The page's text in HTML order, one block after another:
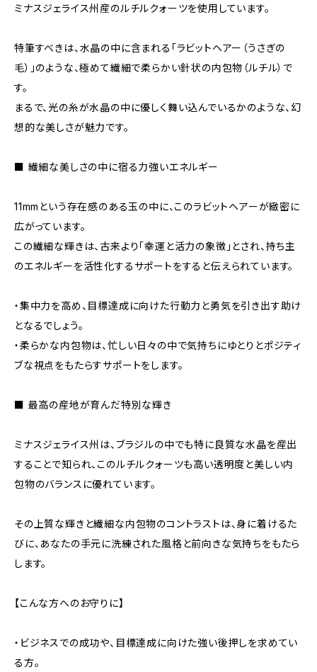
ミナスジェライス州産のルチルクォーツを使用しています。
特筆すべきは、水晶の中に含まれる「ラビットヘアー（うさぎの
毛）」のような、極めて繊細で柔らかい針状の内包物（ルチル）で
す。
まるで、光の糸が水晶の中に優しく舞い込んでいるかのような、幻
想的な美しさが魅力です。
■ 繊細な美しさの中に宿る力強いエネルギー
11mmという存在感のある玉の中に、このラビットヘアーが緻密に
広がっています。
この繊細な輝きは、古来より「幸運と活力の象徴」とされ、持ち主
のエネルギーを活性化するサポートをすると伝えられています。
・集中力を高め、目標達成に向けた行動力と勇気を引き出す助け
となるでしょう。
・柔らかな内包物は、忙しい日々の中で気持ちにゆとりとポジティ
ブな視点をもたらすサポートをします。
■ 最高の産地が育んだ特別な輝き
ミナスジェライス州は、ブラジルの中でも特に良質な水晶を産出
することで知られ、このルチルクォーツも高い透明度と美しい内
包物のバランスに優れています。
その上質な輝きと繊細な内包物のコントラストは、身に着けるた
びに、あなたの手元に洗練された風格と前向きな気持ちをもたら
します。
【こんな方へのお守りに】
・ビジネスでの成功や、目標達成に向けた強い後押しを求めてい
る方。